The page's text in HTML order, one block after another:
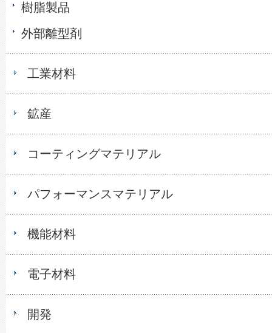
樹脂製品
外部離型剤
工業材料
鉱産
コーティングマテリアル
パフォーマンスマテリアル
機能材料
電子材料
開発